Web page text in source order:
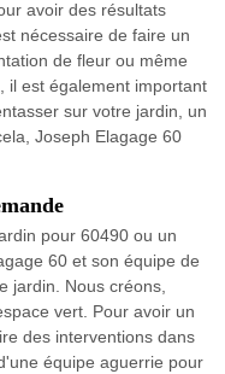
avoir des résultats
nécessaire de faire un
de fleur ou même
il est également important
sur votre jardin, un
Joseph Elagage 60
pour 60490 ou un
60 et son équipe de
jardin. Nous créons,
vert. Pour avoir un
des interventions dans
équipe aguerrie pour